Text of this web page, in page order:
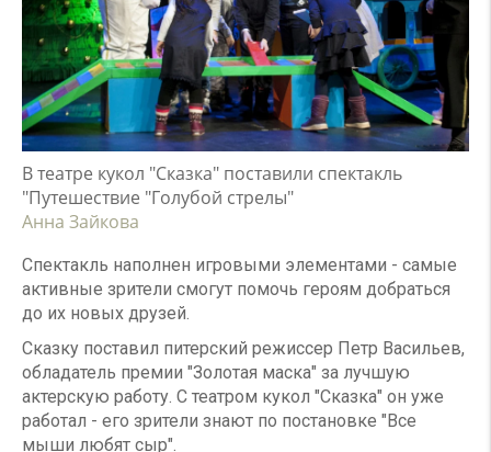
В театре кукол "Сказка" поставили спектакль
"Путешествие "Голубой стрелы"
Анна Зайкова
Спектакль наполнен игровыми элементами - самые
активные зрители смогут помочь героям добраться
до их новых друзей.
Сказку поставил питерский режиссер Петр Васильев,
обладатель премии "Золотая маска" за лучшую
актерскую работу. С театром кукол "Сказка" он уже
работал - его зрители знают по постановке "Все
мыши любят сыр".